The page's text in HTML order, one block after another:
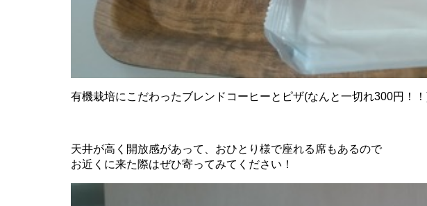
有機栽培にこだわったブレンドコーヒーとピザ(なんと一切れ300円！！)
天井が高く開放感があって、おひとり様で座れる席もあるので
お近くに来た際はぜひ寄ってみてください！